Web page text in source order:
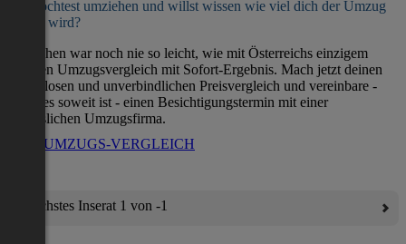
Du möchtest umziehen und willst wissen wie viel dich der Umzug
kosten wird?
Umziehen war noch nie so leicht, wie mit Österreichs einzigem
direkten Umzugsvergleich mit Sofort-Ergebnis. Mach jetzt deinen
kostenlosen und unverbindlichen Preisvergleich und vereinbare -
wenn es soweit ist - einen Besichtigungstermin mit einer
verlässlichen Umzugsfirma.
ZUM UMZUGS-VERGLEICH
Nächstes Inserat 1 von -1